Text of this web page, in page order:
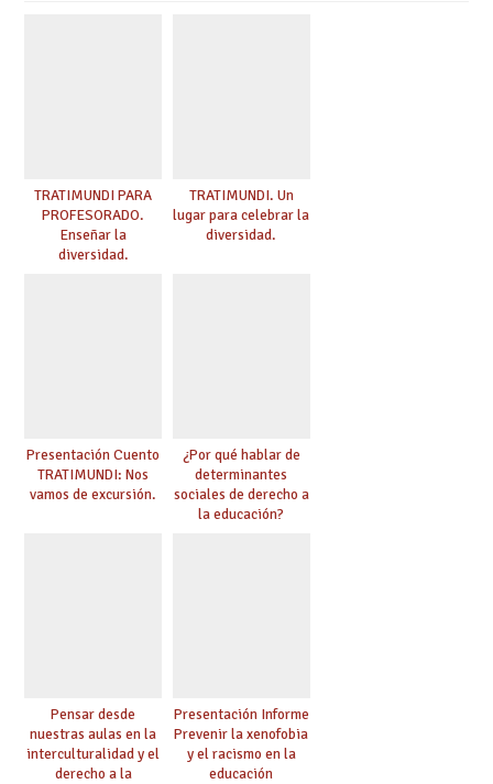
TRATIMUNDI PARA
PROFESORADO.
Enseñar la
diversidad.
TRATIMUNDI. Un
lugar para celebrar la
diversidad.
Presentación Cuento
TRATIMUNDI: Nos
vamos de excursión.
¿Por qué hablar de
determinantes
sociales de derecho a
la educación?
Pensar desde
nuestras aulas en la
interculturalidad y el
derecho a la
Presentación Informe
Prevenir la xenofobia
y el racismo en la
educación